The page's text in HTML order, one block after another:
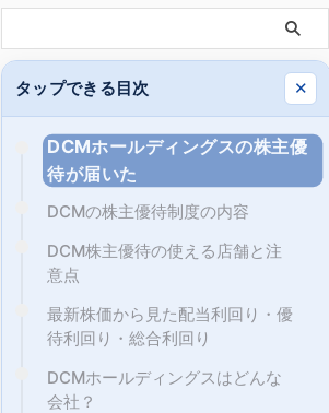
タップできる目次 ✕
DCMホールディングスの株主優
待が届いた
DCMの株主優待制度の内容
DCM株主優待の使える店舗と注
意点
最新株価から見た配当利回り・優
待利回り・総合利回り
DCMホールディングスはどんな
会社？